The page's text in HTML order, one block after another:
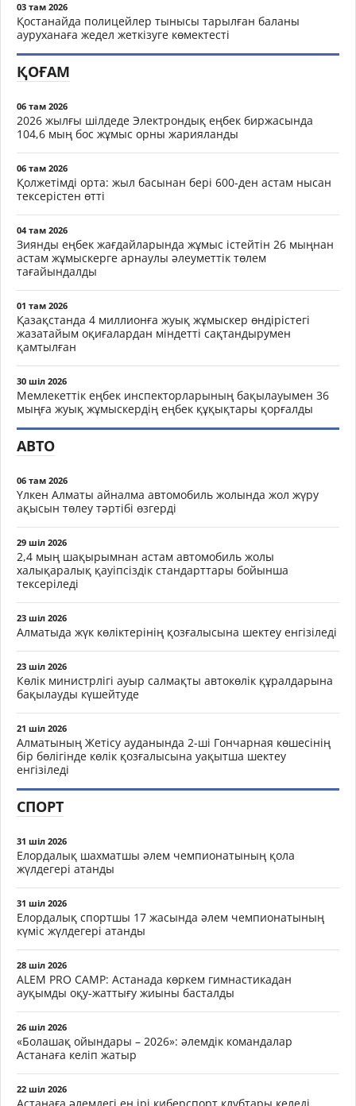
03 там 2026
Қостанайда полицейлер тынысы тарылған баланы
ауруханаға жедел жеткізуге көмектесті
ҚОҒАМ
06 там 2026
2026 жылғы шілдеде Электрондық еңбек биржасында
104,6 мың бос жұмыс орны жарияланды
06 там 2026
Қолжетімді орта: жыл басынан бері 600-ден астам нысан
тексерістен өтті
04 там 2026
Зиянды еңбек жағдайларында жұмыс істейтін 26 мыңнан
астам жұмыскерге арнаулы әлеуметтік төлем
тағайындалды
01 там 2026
Қазақстанда 4 миллионға жуық жұмыскер өндірістегі
жазатайым оқиғалардан міндетті сақтандырумен
қамтылған
30 шіл 2026
Мемлекеттік еңбек инспекторларының бақылауымен 36
мыңға жуық жұмыскердің еңбек құқықтары қорғалды
АВТО
06 там 2026
Үлкен Алматы айналма автомобиль жолында жол жүру
ақысын төлеу тәртібі өзгерді
29 шіл 2026
2,4 мың шақырымнан астам автомобиль жолы
халықаралық қауіпсіздік стандарттары бойынша
тексеріледі
23 шіл 2026
Алматыда жүк көліктерінің қозғалысына шектеу енгізіледі
23 шіл 2026
Көлік министрлігі ауыр салмақты автокөлік құралдарына
бақылауды күшейтуде
21 шіл 2026
Алматының Жетісу ауданында 2-ші Гончарная көшесінің
бір бөлігінде көлік қозғалысына уақытша шектеу
енгізіледі
СПОРТ
31 шіл 2026
Елордалық шахматшы әлем чемпионатының қола
жүлдегері атанды
31 шіл 2026
Елордалық спортшы 17 жасында әлем чемпионатының
күміс жүлдегері атанды
28 шіл 2026
ALEM PRO CAMP: Астанада көркем гимнастикадан
ауқымды оқу-жаттығу жиыны басталды
26 шіл 2026
«Болашақ ойындары – 2026»: әлемдік командалар
Астанаға келіп жатыр
22 шіл 2026